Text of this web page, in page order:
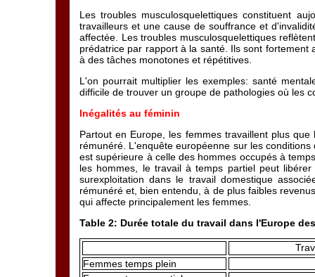
Les troubles musculosquelettiques constituent
travailleurs et une cause de souffrance et
affectée. Les troubles musculosquelettiques
prédatrice par rapport à la santé. Ils sont fortement
à des tâches monotones et répétitives.
L'on pourrait multiplier les exemples: santé
difficile de trouver un groupe de pathologies où les
Inégalités au féminin
Partout en Europe, les femmes travaillent plus
rémunéré. L'enquête européenne sur les
est supérieure à celle des hommes occupés à
les hommes, le travail à temps partiel peut
surexploitation dans le travail domestique
rémunéré et, bien entendu, à de plus faibles
qui affecte principalement les femmes.
Table 2: Durée totale du travail dans l'Europe
Femmes temps plein